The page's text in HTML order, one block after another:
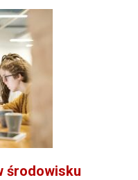
środowisku